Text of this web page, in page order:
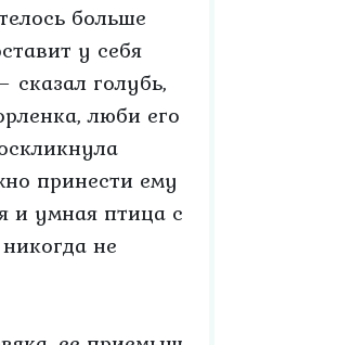
больше
у себя
сказал голубь,
люби его
принести ему
и умная птица с
не